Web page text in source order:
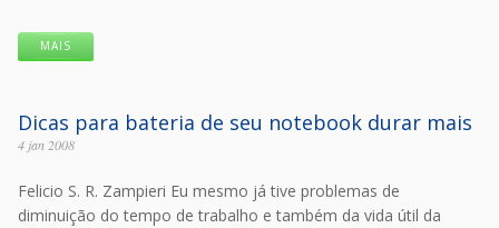
MAIS
Dicas para bateria de seu notebook durar mais
4 jan 2008
Felicio S. R. Zampieri Eu mesmo já tive problemas de
diminuição do tempo de trabalho e também da vida útil da